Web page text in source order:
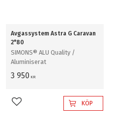
Avgassystem Astra G Caravan
2*80
SIMONS® ALU Quality /
Aluminiserat
3 950 KR
Lägg till i favoriterKÖP